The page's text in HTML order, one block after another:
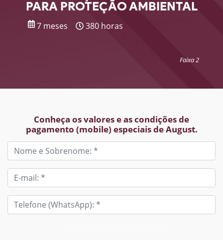
PARA PROTEÇÃO AMBIENTAL
7 meses 380 horas
Faixa 2
Conheça os valores e as condições de
pagamento (mobile) especiais de August.